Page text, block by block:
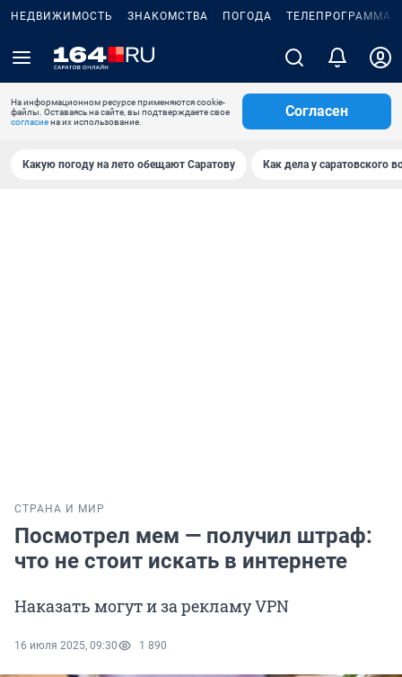
НЕДВИЖИМОСТЬ ЗНАКОМСТВА ПОГОДА ТЕЛЕПРОГРАММА
На информационном ресурсе применяются cookie-
файлы. Оставаясь на сайте, вы подтверждаете свое
согласиена их использование.
Согласен
Какую погоду на лето обещают Саратову Как дела у саратовского
СТРАНА И МИР
Посмотрел мем — получил штраф:
что не стоит искать в интернете
Наказать могут и за рекламу VPN
16 июля 2025, 09:30 1 890